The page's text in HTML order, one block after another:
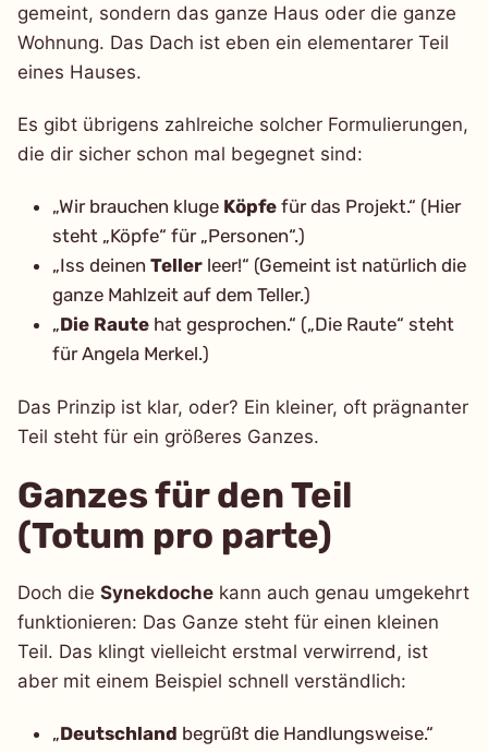
gemeint, sondern das ganze Haus oder die ganze
Wohnung. Das Dach ist eben ein elementarer Teil
eines Hauses.
Es gibt übrigens zahlreiche solcher Formulierungen,
die dir sicher schon mal begegnet sind:
„Wir brauchen kluge Köpfe für das Projekt.“ (Hier
steht „Köpfe“ für „Personen“.)
„Iss deinen Teller leer!“ (Gemeint ist natürlich die
ganze Mahlzeit auf dem Teller.)
„Die Raute hat gesprochen.“ („Die Raute“ steht
für Angela Merkel.)
Das Prinzip ist klar, oder? Ein kleiner, oft prägnanter
Teil steht für ein größeres Ganzes.
Ganzes für den Teil
(Totum pro parte)
Doch die Synekdoche kann auch genau umgekehrt
funktionieren: Das Ganze steht für einen kleinen
Teil. Das klingt vielleicht erstmal verwirrend, ist
aber mit einem Beispiel schnell verständlich:
„Deutschland begrüßt die Handlungsweise.“